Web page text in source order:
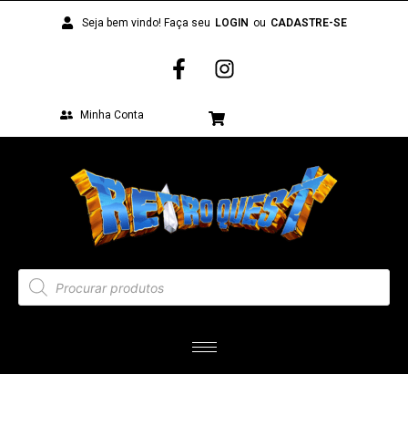
Seja bem vindo! Faça seu LOGIN ou CADASTRE-SE
Minha Conta